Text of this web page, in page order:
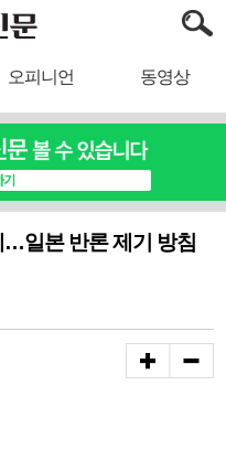
오피니언 동영상
…일본 반론 제기 방침